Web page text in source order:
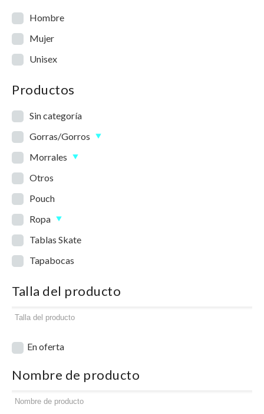
Hombre
Mujer
Unisex
Productos
Sin categoría
Gorras/Gorros
Morrales
Otros
Pouch
Ropa
Tablas Skate
Tapabocas
Talla del producto
En oferta
Nombre de producto